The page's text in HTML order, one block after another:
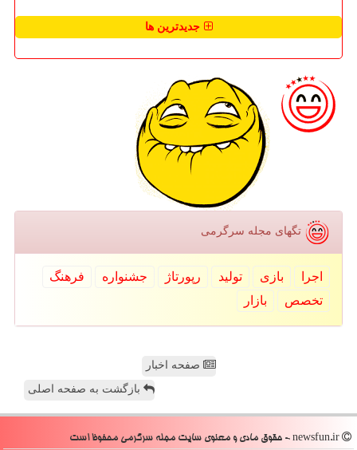
جدیدترین ها
تگهای مجله سرگرمی
اجرا بازی تولید رپورتاژ جشنواره
فرهنگ
تخصص
بازار
صفحه اخبار
بازگشت به صفحه اصلی